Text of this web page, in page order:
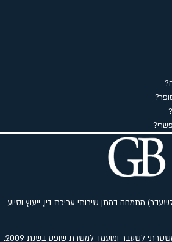
מתמחה במתן שירותי עריכת דין, ייעוץ וסיוע